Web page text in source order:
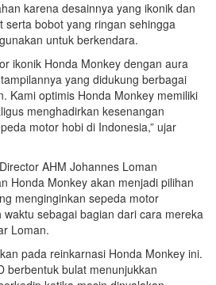
karena desainnya yang ikonik dan
serta bobot yang ringan sehingga
untuk berkendara.
ikonik Honda Monkey dengan aura
yang didukung berbagai
Kami optimis Honda Monkey memiliki
menghadirkan kesenangan
motor hobi di Indonesia,” ujar
AHM Johannes Loman
Honda Monkey akan menjadi pilihan
menginginkan sepeda motor
sebagai bagian dari cara mereka
Loman.
pada reinkarnasi Honda Monkey ini.
berbentuk bulat menunjukkan